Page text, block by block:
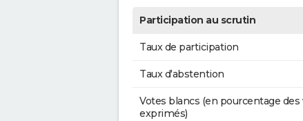
Participation au scrutin
Taux de participation
Taux d'abstention
Votes blancs (en pourcentage des
exprimés)